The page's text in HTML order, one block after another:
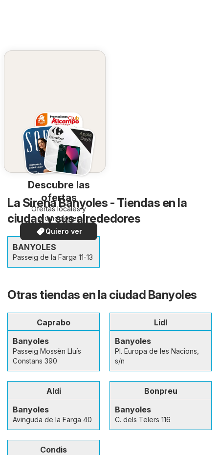
Descubre las
ofertas
Ofertas locales y
promociones
especiales.
Quiero ver
La Sirena Banyoles - Tiendas en la
ciudad y sus alrededores
BANYOLES
Passeig de la Farga 11-13
Otras tiendas en la ciudad Banyoles
Caprabo
Banyoles
Passeig Mossèn Lluís
Constans 390
Lidl
Banyoles
Pl. Europa de les Nacions,
s/n
Aldi
Banyoles
Avinguda de la Farga 40
Bonpreu
Banyoles
C. dels Telers 116
Condis